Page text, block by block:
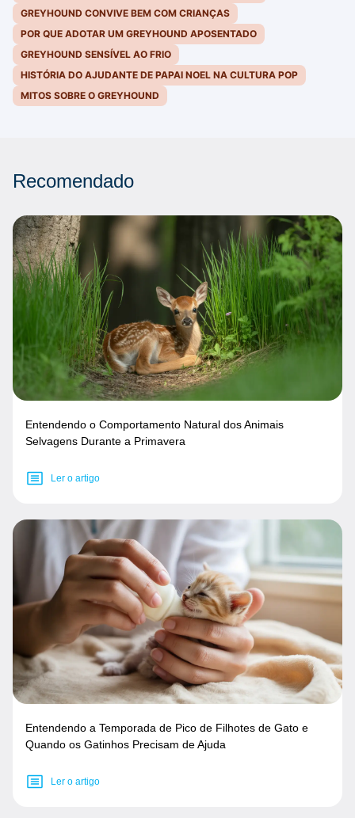
GREYHOUND CONVIVE BEM COM CRIANÇAS
POR QUE ADOTAR UM GREYHOUND APOSENTADO
GREYHOUND SENSÍVEL AO FRIO
HISTÓRIA DO AJUDANTE DE PAPAI NOEL NA CULTURA POP
MITOS SOBRE O GREYHOUND
Recomendado
Entendendo o Comportamento Natural dos Animais
Selvagens Durante a Primavera
Ler o artigo
Entendendo a Temporada de Pico de Filhotes de Gato e
Quando os Gatinhos Precisam de Ajuda
Ler o artigo